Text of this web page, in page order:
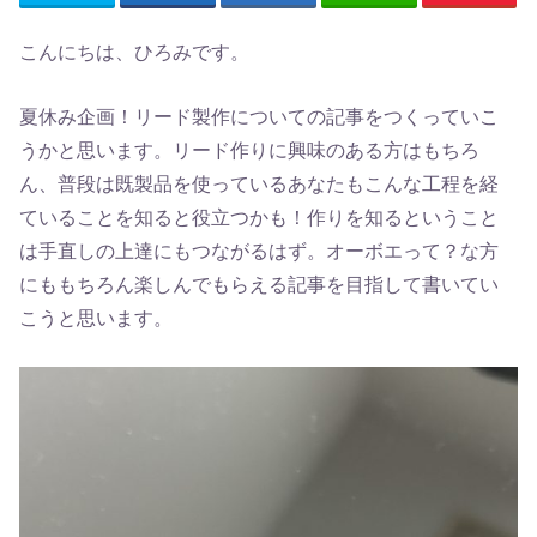
こんにちは、ひろみです。
夏休み企画！リード製作についての記事をつくっていこ
うかと思います。リード作りに興味のある方はもちろ
ん、普段は既製品を使っているあなたもこんな工程を経
ていることを知ると役立つかも！作りを知るということ
は手直しの上達にもつながるはず。オーボエって？な方
にももちろん楽しんでもらえる記事を目指して書いてい
こうと思います。